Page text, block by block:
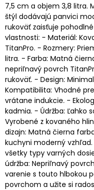
7,5 cm a objem 3,8 litra.
štýl dodávajú panvici
rukoväť zaisťuje
vlastnosti: - Materiál:
TitanPro. - Rozmery:
litra. - Farba: Matná
nepriľnavý povrch
rukoväť. - Design:
Kompatibilita: Vhodné
vrátane indukcie. -
kadmia. - Údržba: Ľahko
Vyrobené z kovaného
dizajn: Matná čierna
kuchyni moderný
všetky typy varných
údržba: Nepriľnavý
varenie s touto hlbokou
povrchom a užite si